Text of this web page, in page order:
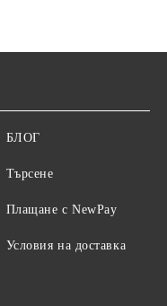
БЛОГ
Търсене
Плащане с NewPay
Условия на доставка